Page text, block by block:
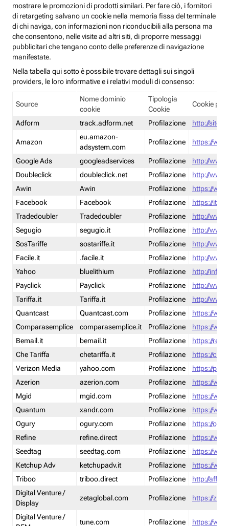
mostrare le promozioni di prodotti similari. Per fare ciò, i fornitori
di retargeting salvano un cookie nella memoria fissa del terminale
di chi naviga, con informazioni non riconducibili alla persona ma
che consentono, nelle visite ad altri siti, di proporre messaggi
pubblicitari che tengano conto delle preferenze di navigazione
manifestate.
Nella tabella qui sotto è possibile trovare dettagli sui singoli
providers, le loro informative e i relativi moduli di consenso:
Source
Nome dominio
cookie
Tipologia
Cookie
Cookie
Adform track.adform.net Profilazione http://
Amazon
eu.amazon-
adsystem.com
Profilazione https://
Google Ads googleadservices Profilazione
http://
Doubleclick
doubleclick.net Profilazione
http://
Awin
Awin Profilazione
https://
Facebook
Facebook Profilazione
https://it-
Tradedoubler
Tradedoubler Profilazione
http://
Segugio
segugio.it Profilazione
http://
SosTariffe
sostariffe.it Profilazione
http://
Facile.it
.facile.it Profilazione
http://
Yahoo
bluelithium Profilazione
http://
Payclick
Payclick Profilazione
http://
Tariffa.it
Tariffa.it Profilazione
http://
Quantcast
Quantcast.com Profilazione
https://
Comparasemplice
comparasemplice.it Profilazione
https://
Bemail.it
bemail.it Profilazione
https://
Che Tariffa
chetariffa.it Profilazione
https://
Verizon Media
yahoo.com Profilazione
https://
Azerion
azerion.com Profilazione
https://
Mgid
mgid.com Profilazione
https://
Quantum
xandr.com Profilazione
https://
Ogury
ogury.com Profilazione
https://
Refine
refine.direct Profilazione
https://
Seedtag
seedtag.com Profilazione
https://
Ketchup Adv
ketchupadv.it Profilazione
https://
Triboo
triboo.direct Profilazione
http://
Digital Venture /
Display
zetaglobal.com Profilazione https://
Digital Venture /
tune.com Profilazione https://